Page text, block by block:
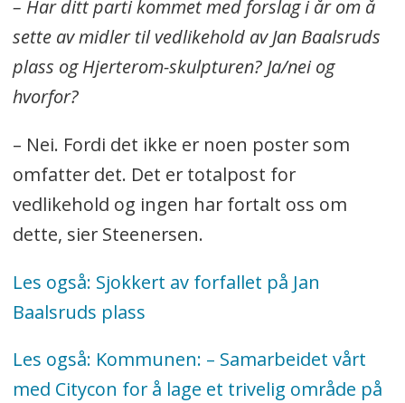
– Har ditt parti kommet med forslag i år om å
sette av midler til vedlikehold av Jan Baalsruds
plass og Hjerterom-skulpturen? Ja/nei og
hvorfor?
– Nei. Fordi det ikke er noen poster som
omfatter det. Det er totalpost for
vedlikehold og ingen har fortalt oss om
dette, sier Steenersen.
Les også: Sjokkert av forfallet på Jan
Baalsruds plass
Les også: Kommunen: – Samarbeidet vårt
med Citycon for å lage et trivelig område på